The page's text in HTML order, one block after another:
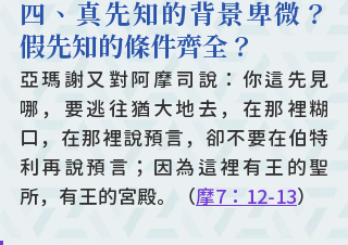
四、真先知的背景卑微？
假先知的條件齊全？
亞瑪謝又對阿摩司說：你這先見
哪，要逃往猶大地去，在那裡糊
口，在那裡說預言，卻不要在伯特
利再說預言；因為這裡有王的聖
所，有王的宮殿。（摩7：12-13）